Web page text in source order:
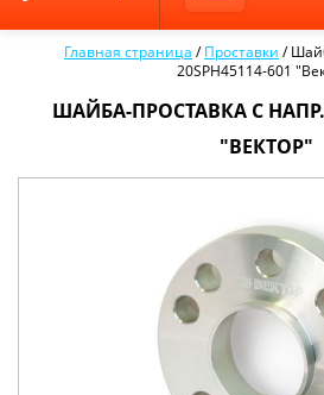
Главная страница /Проставки /
20SPH45114-601
ШАЙБА-ПРОСТАВКА С НАПР.
"ВЕКТОР"